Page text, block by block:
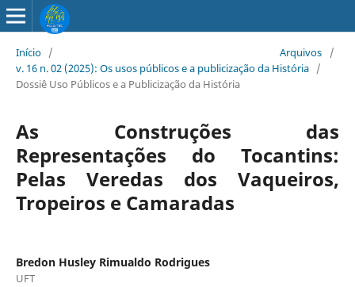
Início / Arquivos
/
v. 16 n. 02 (2025): Os usos públicos e a publicização da História /
Dossiê Uso Públicos e a Publicização da História
As Construções das
Representações do Tocantins:
Pelas Veredas dos Vaqueiros,
Tropeiros e Camaradas
Bredon Husley Rimualdo Rodrigues
UFT